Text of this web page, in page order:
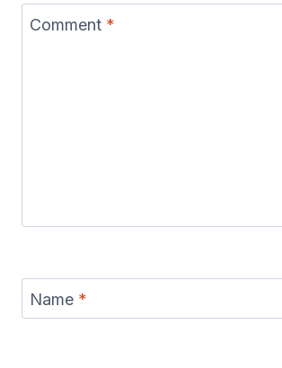
Comment *
Name *